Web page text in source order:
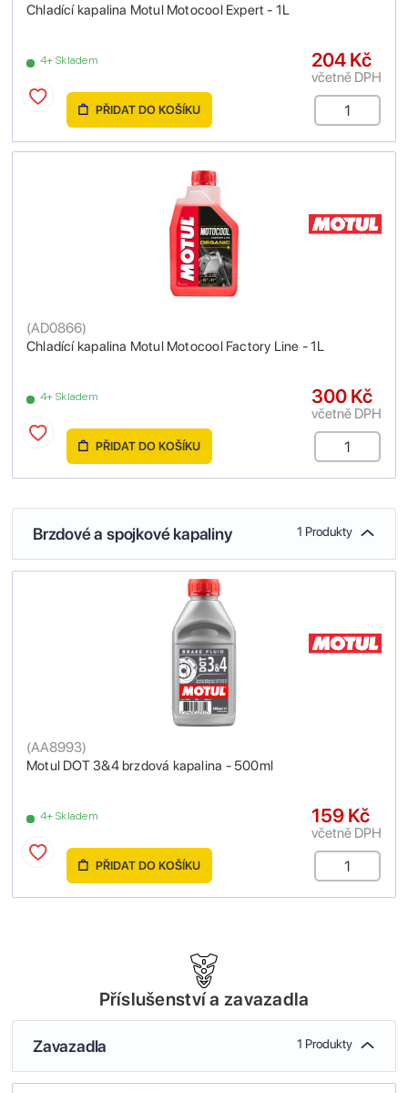
Chladící kapalina Motul Motocool Expert - 1L
4+ Skladem 204 Kč
včetně DPH
PŘIDAT DO KOŠÍKU
Chladící kapalina Motul Motocool Factory Line - 1L
(AD0866)
4+ Skladem 300 Kč
včetně DPH
PŘIDAT DO KOŠÍKU
Brzdové a spojkové kapaliny 1 Produkty
Motul DOT 3&4 brzdová kapalina - 500ml
(AA8993)
4+ Skladem 159 Kč
včetně DPH
PŘIDAT DO KOŠÍKU
Příslušenství a zavazadla
Zavazadla 1 Produkty